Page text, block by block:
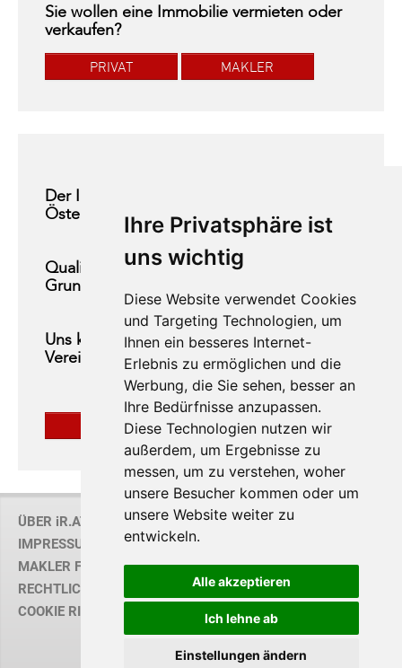
Ihre Privatsphäre ist
uns wichtig
Diese Website verwendet Cookies
und Targeting Technologien, um
Ihnen ein besseres Internet-
Erlebnis zu ermöglichen und die
Werbung, die Sie sehen, besser an
Ihre Bedürfnisse anzupassen.
Diese Technologien nutzen wir
außerdem, um Ergebnisse zu
messen, um zu verstehen, woher
unsere Besucher kommen oder um
unsere Website weiter zu
entwickeln.
Alle akzeptieren
Ich lehne ab
Einstellungen ändern
Sie wollen eine Immobilie vermieten oder
verkaufen?
PRIVAT MAKLER
Der Immobilienring Österreich ist
Österreichs größtes Maklernetzwerk
Qualität und Transparenz sind unser
Grundsatz
Uns können Sie vertrauen, unsere
Vereinigung gibt es bereits seit 1995
MEHR ERFAHREN
ÜBER iR.AT
IMPRESSUM
MAKLER FINDEN
RECHTLICHE HINWEISE / AGB
COOKIE RICHTLINIE